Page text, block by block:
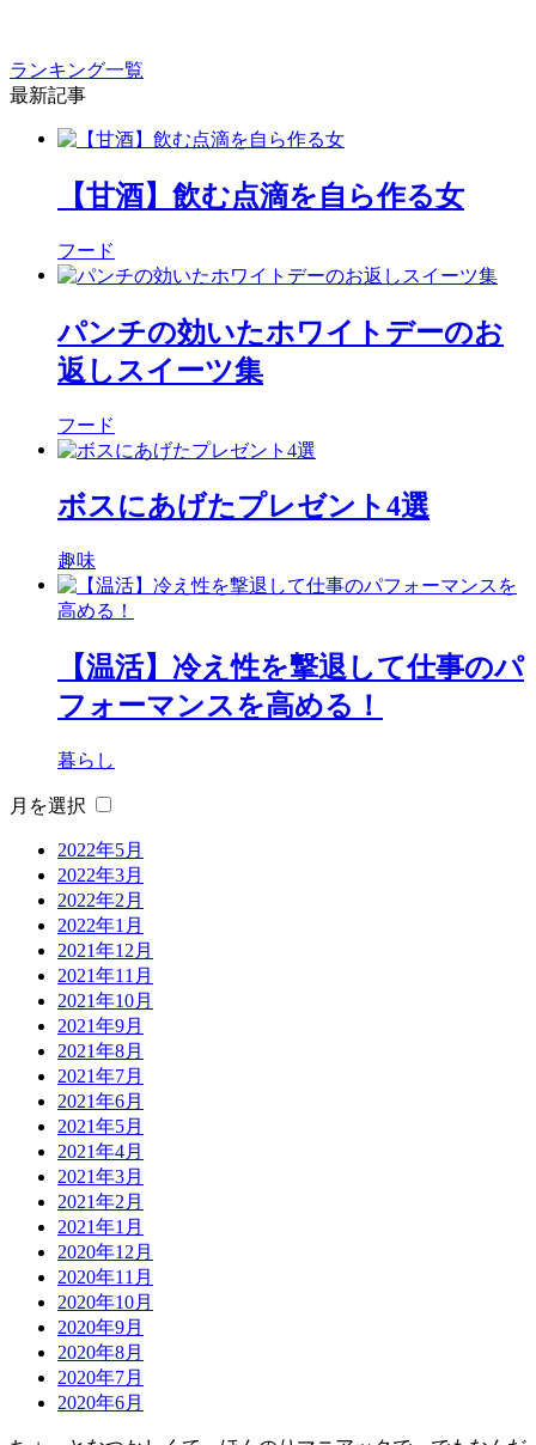
ランキング一覧
最新記事
【甘酒】飲む点滴を自ら作る女
フード
パンチの効いたホワイトデーのお
返しスイーツ集
フード
ボスにあげたプレゼント4選
趣味
【温活】冷え性を撃退して仕事のパ
フォーマンスを高める！
暮らし
月を選択
2022年5月
2022年3月
2022年2月
2022年1月
2021年12月
2021年11月
2021年10月
2021年9月
2021年8月
2021年7月
2021年6月
2021年5月
2021年4月
2021年3月
2021年2月
2021年1月
2020年12月
2020年11月
2020年10月
2020年9月
2020年8月
2020年7月
2020年6月